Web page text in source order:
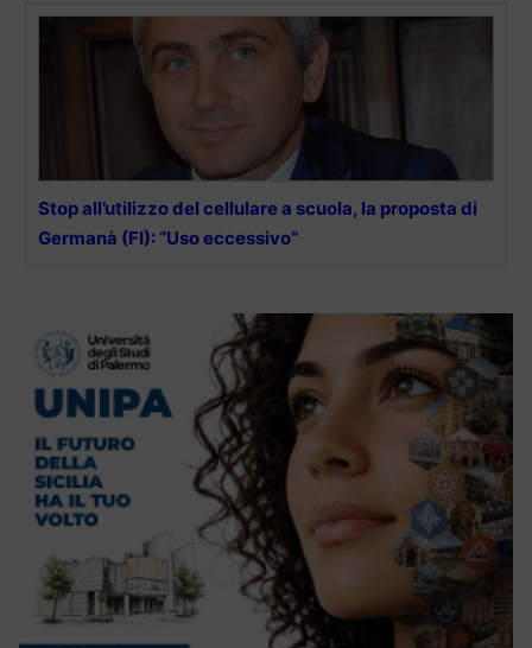
Stop all’utilizzo del cellulare a scuola, la proposta di
Germanà (FI): “Uso eccessivo”